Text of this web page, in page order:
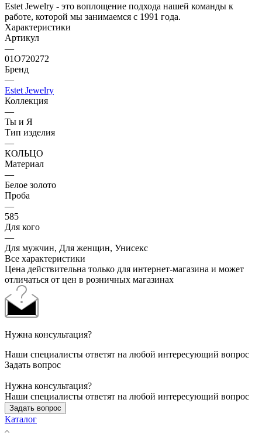
Estet Jewelry - это воплощение подхода нашей команды к
работе, которой мы занимаемся с 1991 года.
Характеристики
Артикул
—
01О720272
Бренд
—
Estet Jewelry
Коллекция
—
Ты и Я
Тип изделия
—
КОЛЬЦО
Материал
—
Белое золото
Проба
—
585
Для кого
—
Для мужчин, Для женщин, Унисекс
Все характеристики
Цена действительна только для интернет-магазина и может
отличаться от цен в розничных магазинах
Нужна консультация?
Наши специалисты ответят на любой интересующий вопрос
Задать вопрос
Нужна консультация?
Наши специалисты ответят на любой интересующий вопрос
Задать вопрос
Каталог